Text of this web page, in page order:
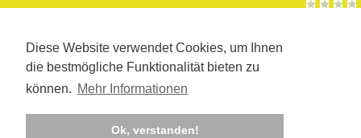
Diese Website verwendet Cookies, um Ihnen
die bestmögliche Funktionalität bieten zu
können. Mehr Informationen
Ok, verstanden!